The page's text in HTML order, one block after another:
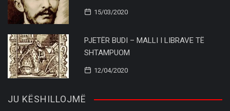
15/03/2020
PJETËR BUDI – MALLI I LIBRAVE TË
SHTAMPUOM
12/04/2020
JU KËSHILLOJMË